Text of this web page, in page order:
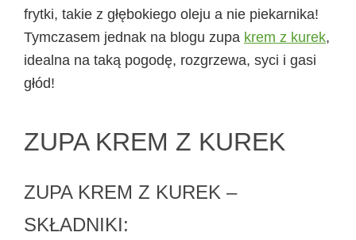
frytki, takie z głębokiego oleju a nie piekarnika!
Tymczasem jednak na blogu zupa krem z kurek,
idealna na taką pogodę, rozgrzewa, syci i gasi
głód!
ZUPA KREM Z KUREK
ZUPA KREM Z KUREK –
SKŁADNIKI: